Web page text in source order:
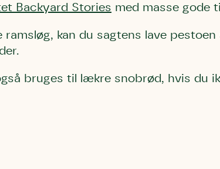
Backyard Stories med masse gode
ramsløg, kan du sagtens lave pestoen
bruges til lækre snobrød, hvis du